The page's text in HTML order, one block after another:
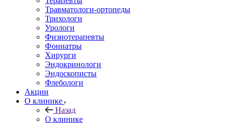
Травматологи-ортопеды
Трихологи
Урологи
Физиотерапевты
Фониатры
Хирурги
Эндокринологи
Эндоскописты
Флебологи
Акции
О клинике
Назад
О клинике